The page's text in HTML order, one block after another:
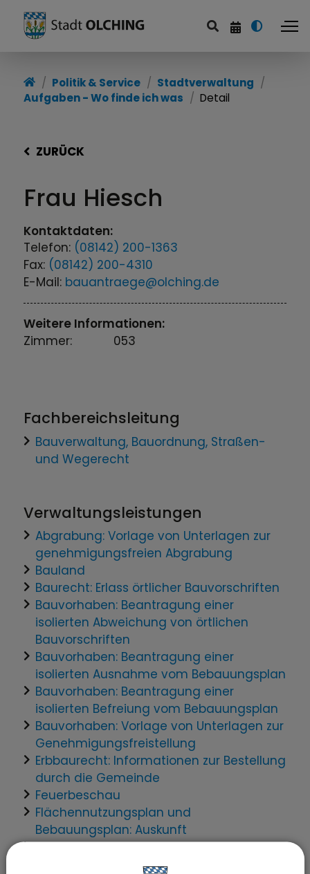
Politik & Service
Stadtverwaltung
Aufgaben - Wo finde ich was
Detail
ZURÜCK
Frau Hiesch
Kontaktdaten:
Telefon: (08142) 200-1363
Fax: (08142) 200-4310
E-Mail: bauantraege@olching.de
Weitere Informationen:
Zimmer:
053
Fachbereichsleitung
Bauverwaltung, Bauordnung, Straßen-
und Wegerecht
Verwaltungsleistungen
Abgrabung: Vorlage von Unterlagen zur
genehmigungsfreien Abgrabung
Bauland
Baurecht: Erlass örtlicher Bauvorschriften
Bauvorhaben: Beantragung einer
isolierten Abweichung von örtlichen
Bauvorschriften
Bauvorhaben: Beantragung einer
isolierten Ausnahme vom Bebauungsplan
Bauvorhaben: Beantragung einer
isolierten Befreiung vom Bebauungsplan
Bauvorhaben: Vorlage von Unterlagen zur
Genehmigungsfreistellung
Erbbaurecht: Informationen zur Bestellung
durch die Gemeinde
Feuerbeschau
Flächennutzungsplan und
Bebauungsplan: Auskunft
Liegenschaftskataster; Beantragung
eines Auszugs zur Bauvorlage